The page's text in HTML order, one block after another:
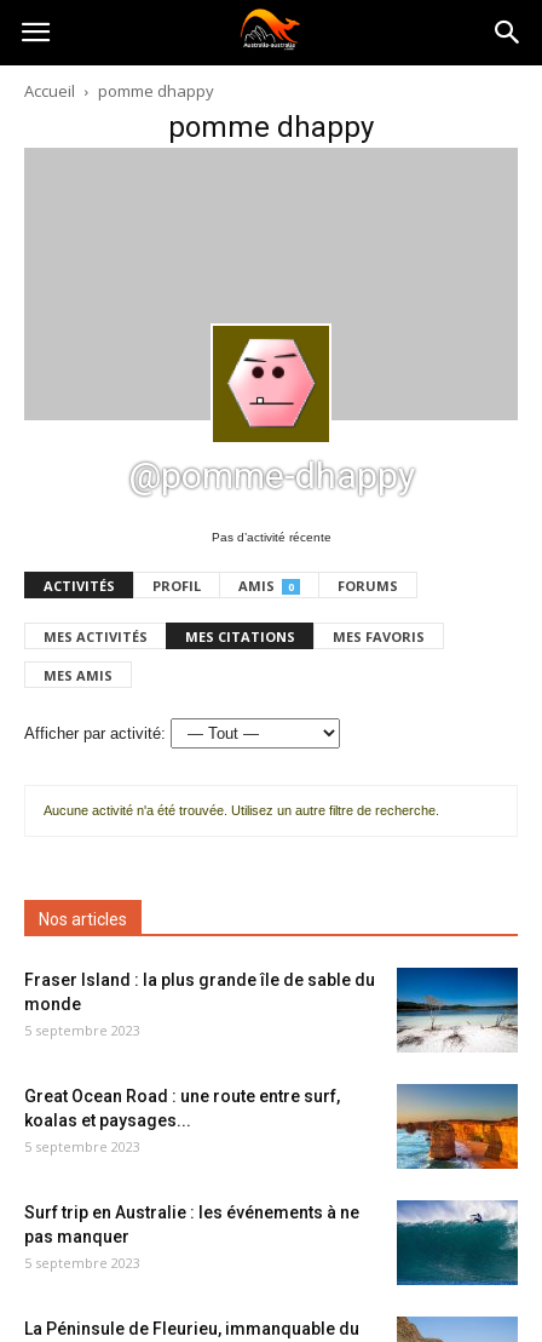
Australia-
australie.com
Accueil pomme dhappy
pomme dhappy
@pomme-dhappy
Pas d’activité récente
ACTIVITÉS PROFIL AMIS 0 FORUMS
MES ACTIVITÉS MES CITATIONS MES FAVORIS
MES AMIS
Afficher par activité:
Aucune activité n'a été trouvée. Utilisez un autre filtre de recherche.
Nos articles
Fraser Island : la plus grande île de sable du
monde
5 septembre 2023
Great Ocean Road : une route entre surf,
koalas et paysages...
5 septembre 2023
Surf trip en Australie : les événements à ne
pas manquer
5 septembre 2023
La Péninsule de Fleurieu, immanquable du